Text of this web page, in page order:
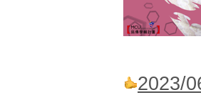
2023/